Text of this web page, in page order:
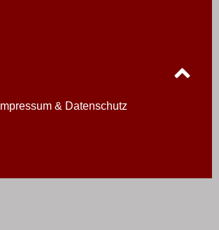
Impressum & Datenschutz